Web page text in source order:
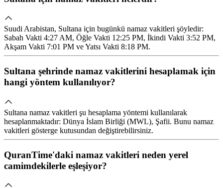
Suudi Arabistan, Sultana için bugünkü namaz vakitleri şöyledir:
Sabah Vakti 4:27 AM, Öğle Vakti 12:25 PM, İkindi Vakti 3:52 PM,
Akşam Vakti 7:01 PM ve Yatsı Vakti 8:18 PM.
Sultana şehrinde namaz vakitlerini hesaplamak için
hangi yöntem kullanılıyor?
Sultana namaz vakitleri şu hesaplama yöntemi kullanılarak
hesaplanmaktadır: Dünya İslam Birliği (MWL), Şafii. Bunu namaz
vakitleri gösterge kutusundan değiştirebilirsiniz.
QuranTime'daki namaz vakitleri neden yerel
camimdekilerle eşleşiyor?